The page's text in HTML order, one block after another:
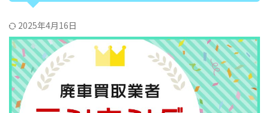
2025年4月16日